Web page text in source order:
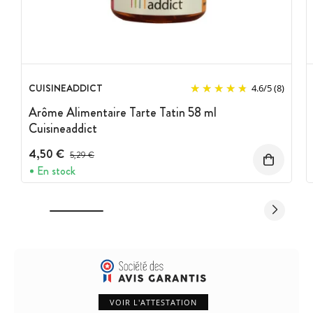
CUISINEADDICT 4.6/5(8)
Arôme Alimentaire Tarte Tatin 58 ml
Cuisineaddict
4,50 € Prix avant réduction :
5,29 €
En stock
VOIR L'ATTESTATION